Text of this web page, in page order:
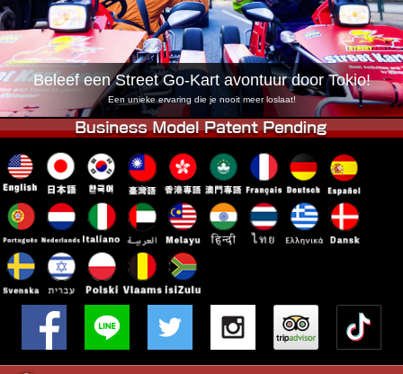
Tokio Akihabara#2 Tokio Shibuya
Tokio Shibuya Annex Tokio Baai
Tokio Asakusa Osaka
Okinawa
Beleef een Street Go-Kart avontuur door Tokio!
Een unieke ervaring die je nooit meer loslaat!